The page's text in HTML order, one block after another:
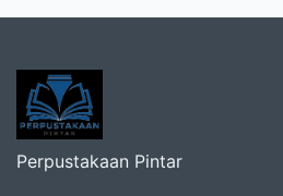
Perpustakaan Pintar